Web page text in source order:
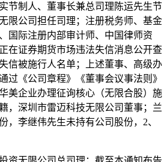
节制人、董事长兼总司理陈运先生节
限公司担任司理；注册税务师、基金
国际注册内部审计师、中国律师资
在证券期货市场违法失信消息公开查
信被施行人名单；上述董事、高级办
过《公司章程》《董事会议事法则》
美企业办理征询核心（无限合股）施
，深圳市雷迈科技无限公司董事；兰
，李继伟先生未持有公司股份，2、